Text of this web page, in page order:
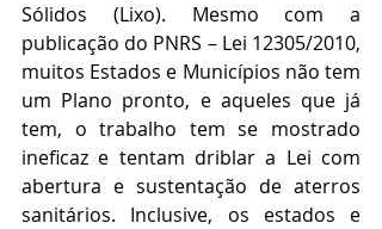
Sólidos (Lixo). Mesmo com a
publicação do PNRS – Lei 12305/2010,
muitos Estados e Municípios não tem
um Plano pronto, e aqueles que já
tem, o trabalho tem se mostrado
ineficaz e tentam driblar a Lei com
abertura e sustentação de aterros
sanitários. Inclusive, os estados e